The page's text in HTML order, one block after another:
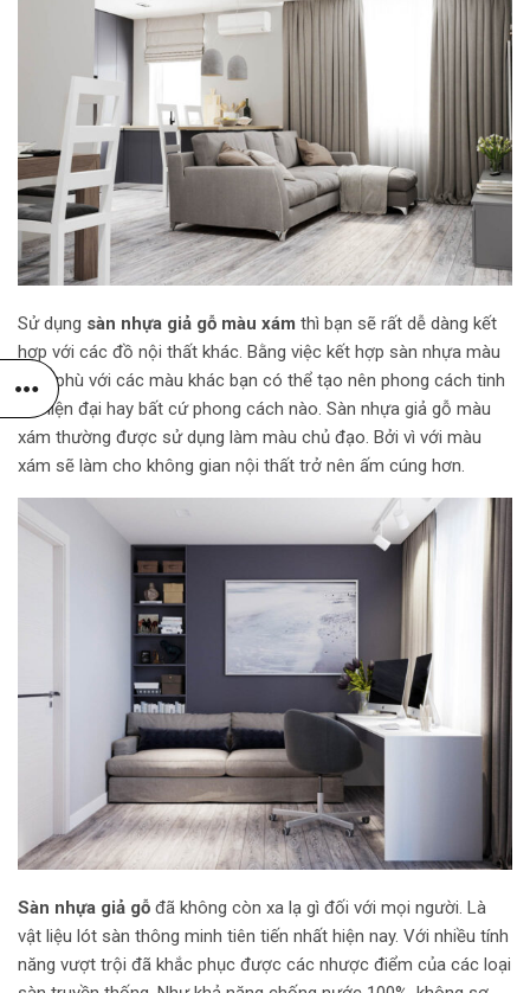
Sử dụng sàn nhựa giả gỗ màu xám thì bạn sẽ rất dễ dàng kết
hợp với các đồ nội thất khác. Bằng việc kết hợp sàn nhựa màu
xám phù với các màu khác bạn có thể tạo nên phong cách tinh
tế, hiện đại hay bất cứ phong cách nào. Sàn nhựa giả gỗ màu
xám thường được sử dụng làm màu chủ đạo. Bởi vì với màu
xám sẽ làm cho không gian nội thất trở nên ấm cúng hơn.
Sàn nhựa giả gỗ đã không còn xa lạ gì đối với mọi người. Là
vật liệu lót sàn thông minh tiên tiến nhất hiện nay. Với nhiều tính
năng vượt trội đã khắc phục được các nhược điểm của các loại